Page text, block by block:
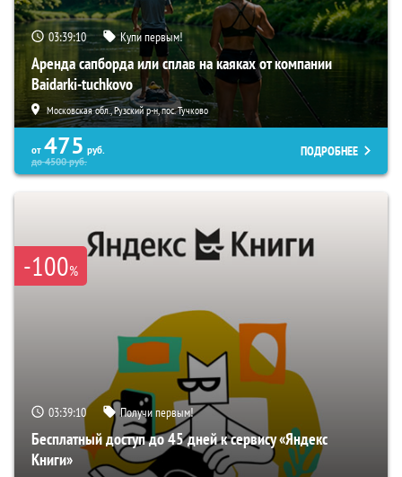
03:39:09 Купи первым!
Аренда сапборда или сплав на каяках от компании
Baidarki-tuchkovo
Московская обл., Рузский р-н, пос. Тучково
от 475 руб.
до4500руб.
ПОДРОБНЕЕ
-100%
03:39:09 Получи первым!
Бесплатный доступ до 45 дней к сервису «Яндекс
Книги»